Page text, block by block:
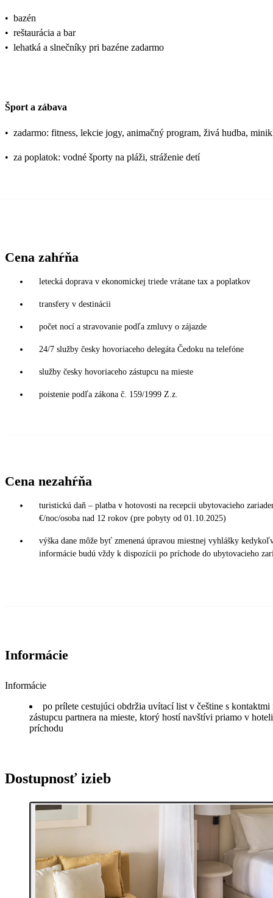
• bazén
• reštaurácia a bar
• lehatká a slnečníky pri bazéne zadarmo
Šport a zábava
• zadarmo: fitness, lekcie jogy, animačný program, živá hudba,
• za poplatok: vodné športy na pláži, stráženie detí
Cena zahŕňa
letecká doprava v ekonomickej triede vrátane tax a poplatkov
transfery v destinácii
počet nocí a stravovanie podľa zmluvy o zájazde
24/7 služby česky hovoriaceho delegáta Čedoku na telefóne
služby česky hovoriaceho zástupcu na mieste
poistenie podľa zákona č. 159/1999 Z.z.
Cena nezahŕňa
turistickú daň – platba v hotovosti na recepcii ubytovacieho
€/noc/osoba nad 12 rokov (pre pobyty od 01.10.2025)
výška dane môže byť zmenená úpravou miestnej vyhlášky
informácie budú vždy k dispozícii po príchode do ubytovacieho
Informácie
Informácie
po prílete cestujúci obdržia uvítací list v češtine s kontaktmi
zástupcu partnera na mieste, ktorý hostí navštívi priamo v
príchodu
Dostupnosť izieb